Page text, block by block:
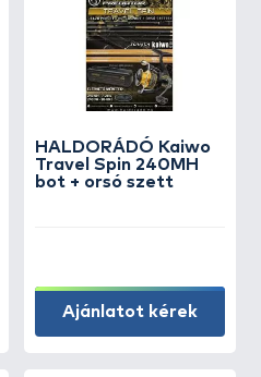
HALDORÁDÓ Kaiwo
Travel Spin 240MH
bot + orsó szett
Ajánlatot kérek